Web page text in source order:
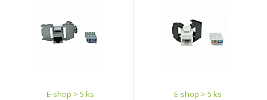
E-shop > 5 ks E-shop > 5 ks